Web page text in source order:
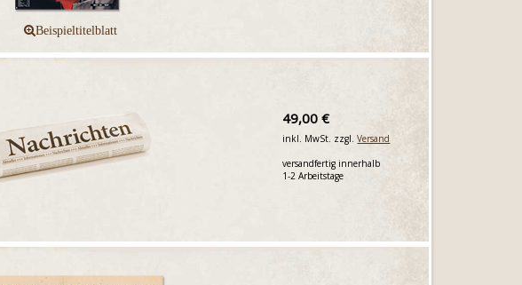
49,00 €
inkl. MwSt. zzgl.Versand
versandfertig innerhalb
1-2 Arbeitstage